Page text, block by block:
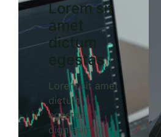
Lorem sit
amet
dictum
egestas
Lorem sit amet
dictum
egestas
dignissim ut